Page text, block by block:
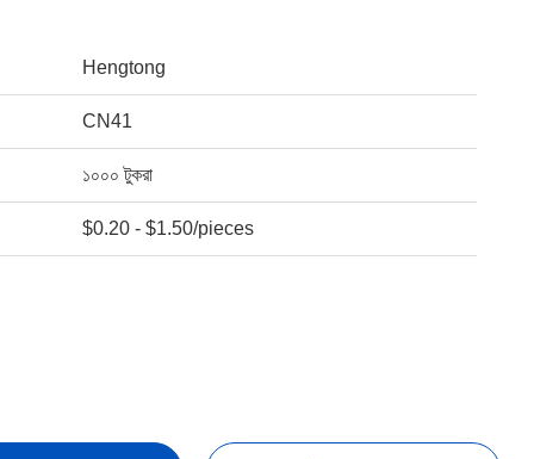
Hengtong
CN41
১০০০ টুকরা
$0.20 - $1.50/pieces